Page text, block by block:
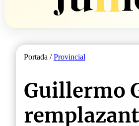
Portada /Provincial
Guillermo